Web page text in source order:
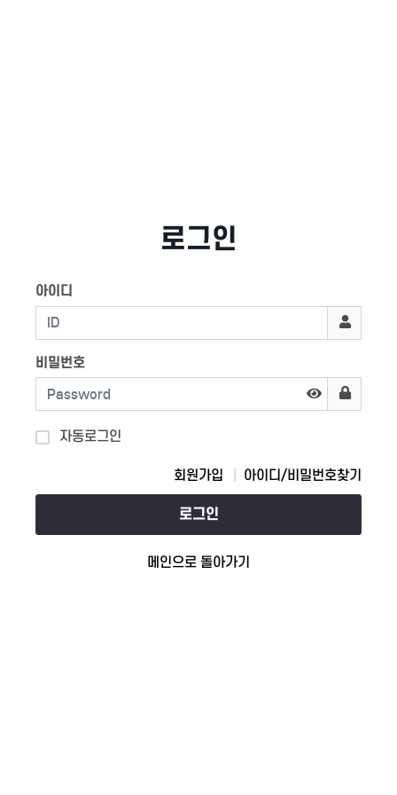
로그인
아이디
비밀번호
자동로그인
회원가입 아이디/비밀번호찾기
로그인
메인으로 돌아가기